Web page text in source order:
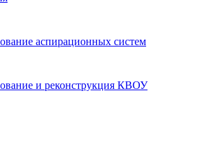
аспирационных систем
и реконструкция КВОУ